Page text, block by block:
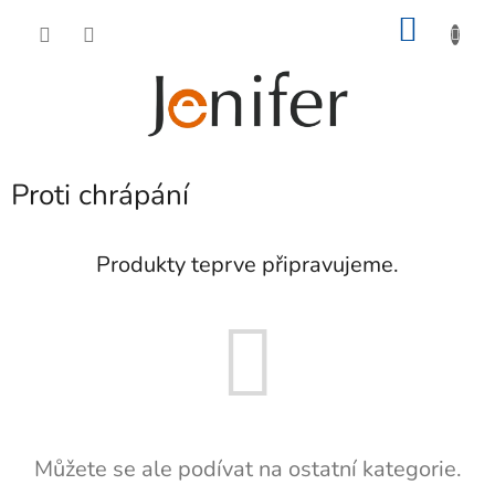
Proti chrápání
Produkty teprve připravujeme.
Můžete se ale podívat na ostatní kategorie.